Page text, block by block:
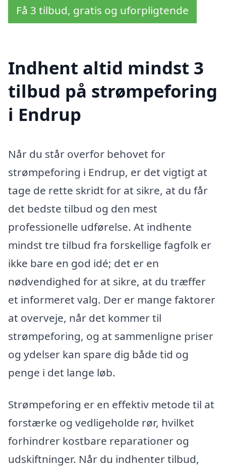
Få 3 tilbud, gratis og uforpligtende
Indhent altid mindst 3
tilbud på strømpeforing
i Endrup
Når du står overfor behovet for
strømpeforing i Endrup, er det vigtigt at
tage de rette skridt for at sikre, at du får
det bedste tilbud og den mest
professionelle udførelse. At indhente
mindst tre tilbud fra forskellige fagfolk er
ikke bare en god idé; det er en
nødvendighed for at sikre, at du træffer
et informeret valg. Der er mange faktorer
at overveje, når det kommer til
strømpeforing, og at sammenligne priser
og ydelser kan spare dig både tid og
penge i det lange løb.
Strømpeforing er en effektiv metode til at
forstærke og vedligeholde rør, hvilket
forhindrer kostbare reparationer og
udskiftninger. Når du indhenter tilbud,